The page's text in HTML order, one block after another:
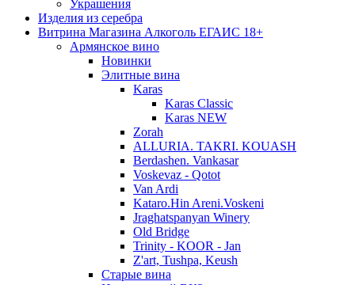
Украшения
Изделия из серебра
Витрина Магазина Алкоголь ЕГАИС 18+
Армянское вино
Новинки
Элитные вина
Karas
Karas Classic
Karas NEW
Zorah
ALLURIA. TAKRI. KOUASH
Berdashen. Vankasar
Voskevaz - Qotot
Van Ardi
Kataro.Hin Areni.Voskeni
Jraghatspanyan Winery
Old Bridge
Trinity - KOOR - Jan
Z'art, Tushpa, Keush
Старые вина